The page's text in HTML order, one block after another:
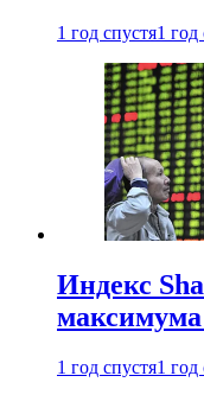
1 год спустя1 год
Индекс
максимума
1 год спустя1 год